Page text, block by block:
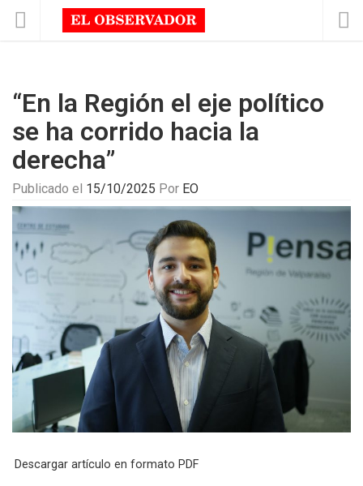
“En la Región el eje político
se ha corrido hacia la
derecha”
Publicado el 15/10/2025 Por EO
Descargar artículo en formato PDF